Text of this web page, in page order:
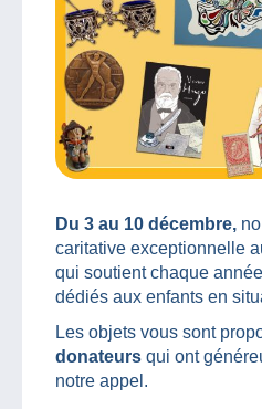
Du 3 au 10 décembre,
caritative exceptionnelle
qui soutient chaque
dédiés aux enfants en
Les objets vous sont
donateurs qui ont
notre appel.